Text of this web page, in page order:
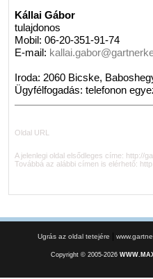
Kállai Gábor
tulajdonos
Mobil: 06-20-351-91-74
E-mail:
Iroda: 2060 Bicske,
Ügyfélfogadás: telefonon
Oldal URL
A jelenlegi oldal elsődleges címe: http://
Továbbá az alábbi címen is elérhető:
Ugrás az oldal tetejére
Copyright © 2005-2026